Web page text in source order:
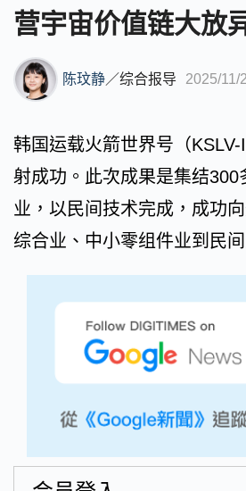
营宇宙价值链大放
陈玟静／综合报导 2025/11/
韩国运载火箭世界号（
射成功。此次成果是集结300
业，以民间技术完成，成功
综合业、中小零组件业到民